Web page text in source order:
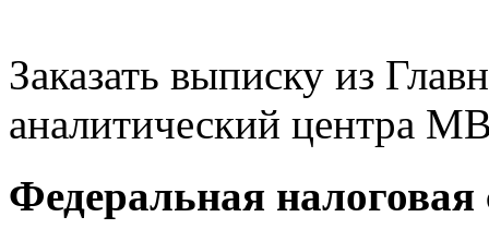
Заказать выписку из
аналитический центра
Федеральная налоговая